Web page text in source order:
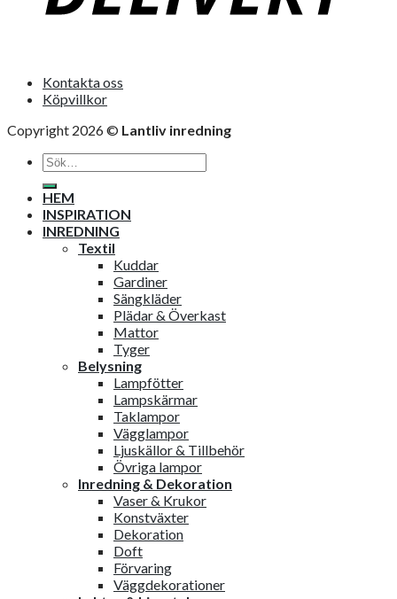
Kontakta oss
Köpvillkor
Copyright 2026 © Lantliv inredning
Sök
efter:
HEM
INSPIRATION
INREDNING
Textil
Kuddar
Gardiner
Sängkläder
Plädar & Överkast
Mattor
Tyger
Belysning
Lampfötter
Lampskärmar
Taklampor
Vägglampor
Ljuskällor & Tillbehör
Övriga lampor
Inredning & Dekoration
Vaser & Krukor
Konstväxter
Dekoration
Doft
Förvaring
Väggdekorationer